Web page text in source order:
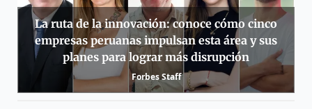
La ruta de la innovación: conoce cómo cinco
empresas peruanas impulsan esta área y sus
planes para lograr más disrupción
Forbes Staff